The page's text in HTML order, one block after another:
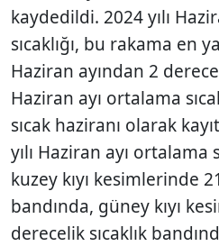
kaydedildi. 2024 yılı
sıcaklığı, bu rakama en
Haziran ayından 2
Haziran ayı ortalama
sıcak haziranı olarak
yılı Haziran ayı ortalama
kuzey kıyı kesimlerinde
bandında, güney kıyı
derecelik sıcaklık